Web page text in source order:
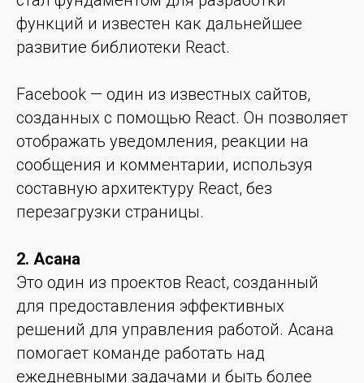
функций и известен как дальнейшее
развитие библиотеки React.
Facebook — один из известных сайтов,
созданных с помощью React. Он позволяет
отображать уведомления, реакции на
сообщения и комментарии, используя
составную архитектуру React, без
перезагрузки страницы.
2. Асана
Это один из проектов React, созданный
для предоставления эффективных
решений для управления работой. Асана
помогает команде работать над
ежедневными задачами и быть более